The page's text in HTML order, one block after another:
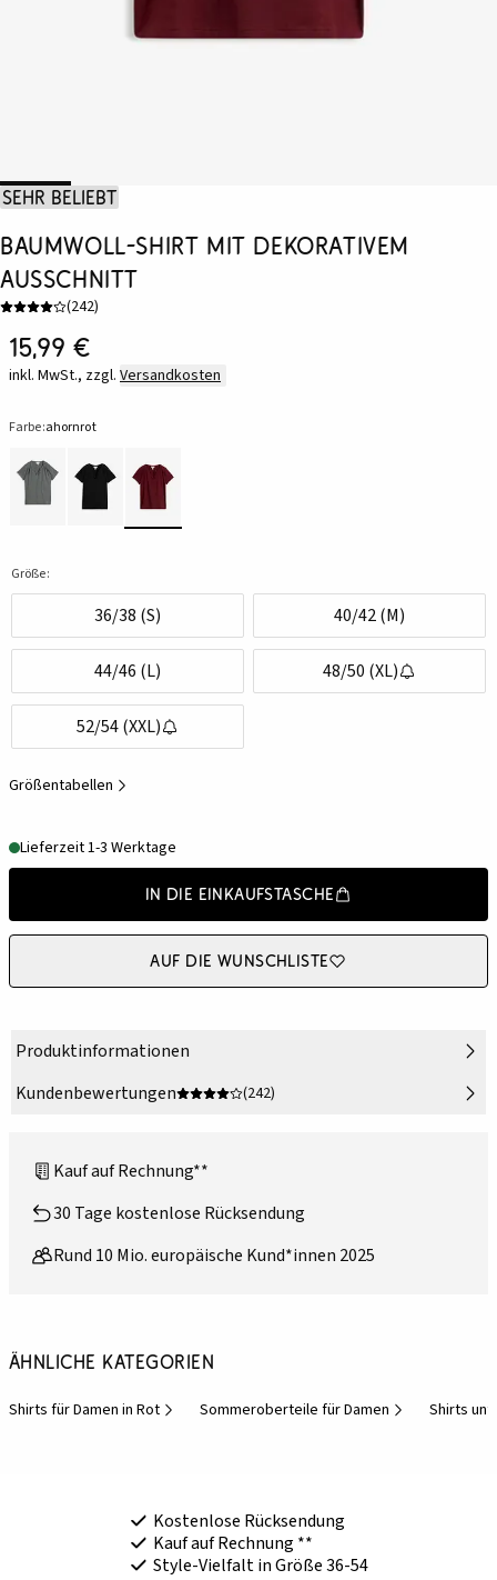
Sehr beliebt
Baumwoll-Shirt mit dekorativem
Ausschnitt
(242)
15,99 €
inkl. MwSt., zzgl. Versandkosten
Farbe:ahornrot
Größe:
36/38 (S) 40/42 (M)
44/46 (L) 48/50 (XL)
52/54 (XXL)
Größentabellen
Lieferzeit 1-3 Werktage
In die Einkaufstasche
Auf die Wunschliste
Produktinformationen
Kundenbewertungen
(242)
Kauf auf Rechnung**
30 Tage kostenlose Rücksendung
Rund 10 Mio. europäische Kund*innen 2025
Ähnliche Kategorien
Shirts für Damen in Rot Sommeroberteile für Damen Shirts
Kostenlose Rücksendung
Kauf auf Rechnung **
Style-Vielfalt in Größe 36-54